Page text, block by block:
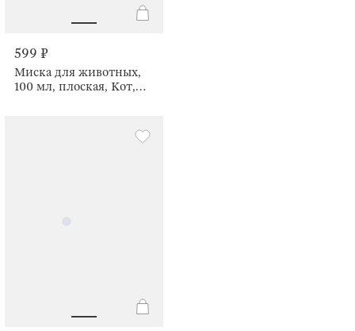
599 ₽
Миска для животных,
100 мл, плоская, Кот,